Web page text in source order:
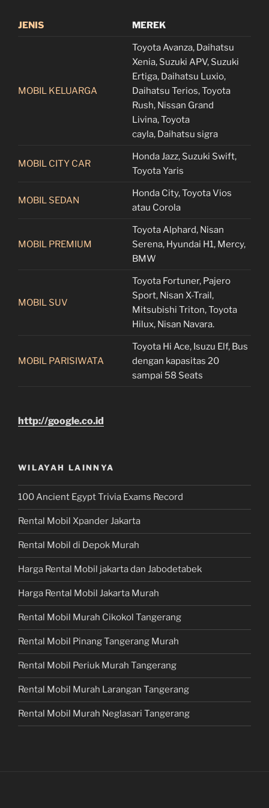
JENIS MEREK
MOBIL KELUARGA
Toyota Avanza, Daihatsu
Xenia, Suzuki APV, Suzuki
Ertiga, Daihatsu Luxio,
Daihatsu Terios, Toyota
Rush, Nissan Grand
Livina, Toyota
cayla, Daihatsu sigra
MOBIL CITY CAR
Honda Jazz, Suzuki Swift,
Toyota Yaris
MOBIL SEDAN
Honda City, Toyota Vios
atau Corola
MOBIL PREMIUM
Toyota Alphard, Nisan
Serena, Hyundai H1, Mercy,
BMW
MOBIL SUV
Toyota Fortuner, Pajero
Sport, Nisan X-Trail,
Mitsubishi Triton, Toyota
Hilux, Nisan Navara.
MOBIL PARISIWATA
Toyota Hi Ace, Isuzu Elf, Bus
dengan kapasitas 20
sampai 58 Seats
http://google.co.id
WILAYAH LAINNYA
100 Ancient Egypt Trivia Exams Record
Rental Mobil Xpander Jakarta
Rental Mobil di Depok Murah
Harga Rental Mobil jakarta dan Jabodetabek
Harga Rental Mobil Jakarta Murah
Rental Mobil Murah Cikokol Tangerang
Rental Mobil Pinang Tangerang Murah
Rental Mobil Periuk Murah Tangerang
Rental Mobil Murah Larangan Tangerang
Rental Mobil Murah Neglasari Tangerang